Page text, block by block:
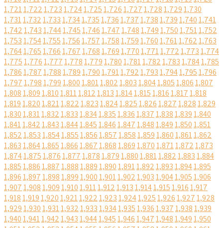
1,7211,7221,7231,7241,7251,7261,7271,7281,7291,730
1,7311,7321,7331,7341,7351,7361,7371,7381,7391,7401,741
1,7421,7431,7441,7451,7461,7471,7481,7491,7501,7511,752
1,7531,7541,7551,7561,7571,7581,7591,7601,7611,7621,763
1,7641,7651,7661,7671,7681,7691,7701,7711,7721,7731,774
1,7751,7761,7771,7781,7791,7801,7811,7821,7831,7841,785
1,7861,7871,7881,7891,7901,7911,7921,7931,7941,7951,796
1,7971,7981,7991,8001,8011,8021,8031,8041,8051,8061,807
1,8081,8091,8101,8111,8121,8131,8141,8151,8161,8171,818
1,8191,8201,8211,8221,8231,8241,8251,8261,8271,8281,829
1,8301,8311,8321,8331,8341,8351,8361,8371,8381,8391,840
1,8411,8421,8431,8441,8451,8461,8471,8481,8491,8501,851
1,8521,8531,8541,8551,8561,8571,8581,8591,8601,8611,862
1,8631,8641,8651,8661,8671,8681,8691,8701,8711,8721,873
1,8741,8751,8761,8771,8781,8791,8801,8811,8821,8831,884
1,8851,8861,8871,8881,8891,8901,8911,8921,8931,8941,895
1,8961,8971,8981,8991,9001,9011,9021,9031,9041,9051,906
1,9071,9081,9091,9101,9111,9121,9131,9141,9151,9161,917
1,9181,9191,9201,9211,9221,9231,9241,9251,9261,9271,928
1,9291,9301,9311,9321,9331,9341,9351,9361,9371,9381,939
1,9401,9411,9421,9431,9441,9451,9461,9471,9481,9491,950